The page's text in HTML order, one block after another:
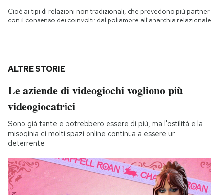
Cioè ai tipi di relazioni non tradizionali, che prevedono più partner
con il consenso dei coinvolti: dal poliamore all'anarchia relazionale
ALTRE STORIE
Le aziende di videogiochi vogliono più
videogiocatrici
Sono già tante e potrebbero essere di più, ma l'ostilità e la
misoginia di molti spazi online continua a essere un
deterrente